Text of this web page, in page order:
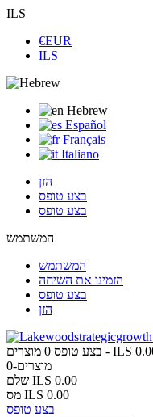
ILS
€EUR
ILS
Hebrew
Español
Français
Italiano
הזן
בצע טופס
בצע טופס
המשתמש
המשתמש
הזמינו את השיחה
בצע טופס
הזן
בצע טופס 0 מוצרים - ILS
0-מוצרים
שלם ILS 0.00
מס ILS 0.00
בצע טופס